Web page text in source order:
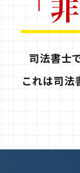
司法書士
これは司法